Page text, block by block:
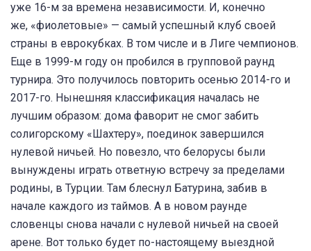
уже 16-м за времена независимости. И, конечно
же, «фиолетовые» — самый успешный клуб своей
страны в еврокубках. В том числе и в Лиге чемпионов.
Еще в 1999-м году он пробился в групповой раунд
турнира. Это получилось повторить осенью 2014-го и
2017-го. Нынешняя классификация началась не
лучшим образом: дома фаворит не смог забить
солигорскому «Шахтеру», поединок завершился
нулевой ничьей. Но повезло, что белорусы были
вынуждены играть ответную встречу за пределами
родины, в Турции. Там блеснул Батурина, забив в
начале каждого из таймов. А в новом раунде
словенцы снова начали с нулевой ничьей на своей
арене. Вот только будет по-настоящему выездной